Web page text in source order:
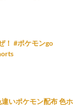
！ #ポケモンgo
違いポケモン配布 色ホ